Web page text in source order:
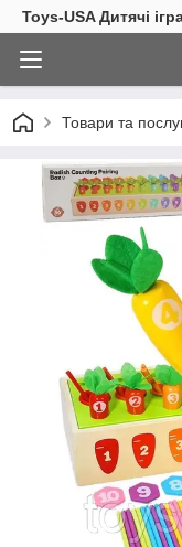
Toys-USA Дитячі
Товари та